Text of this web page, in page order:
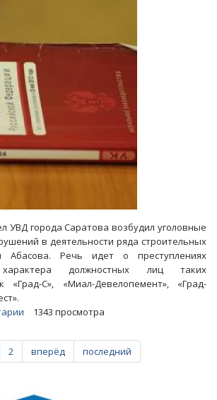
УВД города Саратова возбудил уголовные
в деятельности ряда строительных
Абасова. Речь идет о преступлениях
характера должностных лиц таких
«Град-С», «Миал-Девелопемент», «Град-
1343 просмотра
2 вперёд последний